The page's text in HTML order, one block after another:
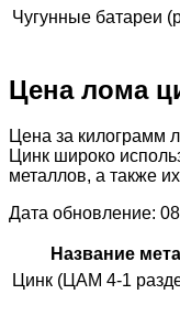
Чугунные батареи
Цена лома
Цена за килограмм
Цинк широко
металлов, а также
Дата обновление:
Название
Цинк (ЦАМ 4-1